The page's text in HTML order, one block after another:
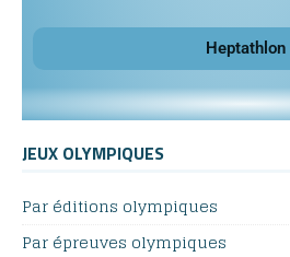
Heptathlon
JEUX OLYMPIQUES
Par éditions olympiques
Par épreuves olympiques